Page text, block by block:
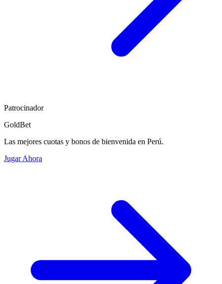
Patrocinador
GoldBet
Las mejores cuotas y bonos de bienvenida en Perú.
Jugar Ahora